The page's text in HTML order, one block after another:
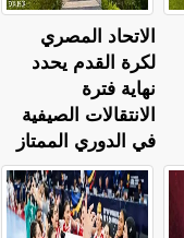
الاتحاد المصري
لكرة القدم يحدد
نهاية فترة
الانتقالات الصيفية
في الدوري الممتاز